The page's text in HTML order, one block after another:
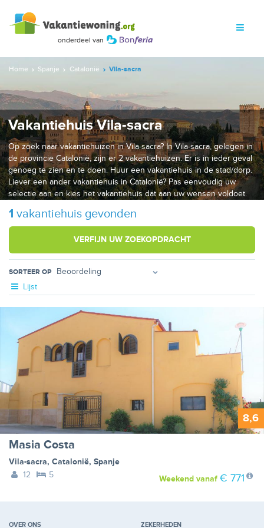
Home Spanje Catalonië Vila-sacra
Vakantiehuis Vila-sacra
Op zoek naar vakantiehuizen in Vila-sacra? In Vila-sacra, gelegen in
de provincie Catalonië, zijn er 2 vakantiehuizen. Er is in ieder geval
genoeg te zien en te doen. Huur een vakantiehuis in de stad/dorp.
Liever een ander vakantiehuis in Catalonië? Pas eenvoudig uw
selectie aan en kies het vakantiehuis dat aan uw wensen voldoet.
1 vakantiehuis gevonden
VERFIJN UW ZOEKOPDRACHT
SORTEER OP
Lijst
8,6
Masia Costa
Vila-sacra, Catalonië, Spanje
12
5 Weekendvanaf € 771
OVER ONS ZEKERHEDEN